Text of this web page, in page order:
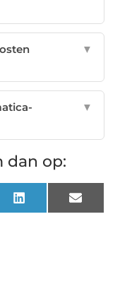
▼
▼
dan op:
LinkedIn Email